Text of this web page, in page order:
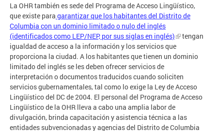
La OHR también es sede del Programa de Acceso Lingüístico,
que existe para garantizar que los habitantes del Distrito de
Columbia con un dominio limitado o nulo del inglés
(identificados como LEP/NEP, por sus siglas en inglés)
tengan
igualdad de acceso a la información y los servicios que
proporciona la ciudad. A los habitantes que tienen un dominio
limitado del inglés se les deben ofrecer servicios de
interpretación o documentos traducidos cuando soliciten
servicios gubernamentales, tal como lo exige la Ley de Acceso
Lingüístico del DC de 2004. El personal del Programa de Acceso
Lingüístico de la OHR lleva a cabo una amplia labor de
divulgación, brinda capacitación y asistencia técnica a las
entidades subvencionadas y agencias del Distrito de Columbia